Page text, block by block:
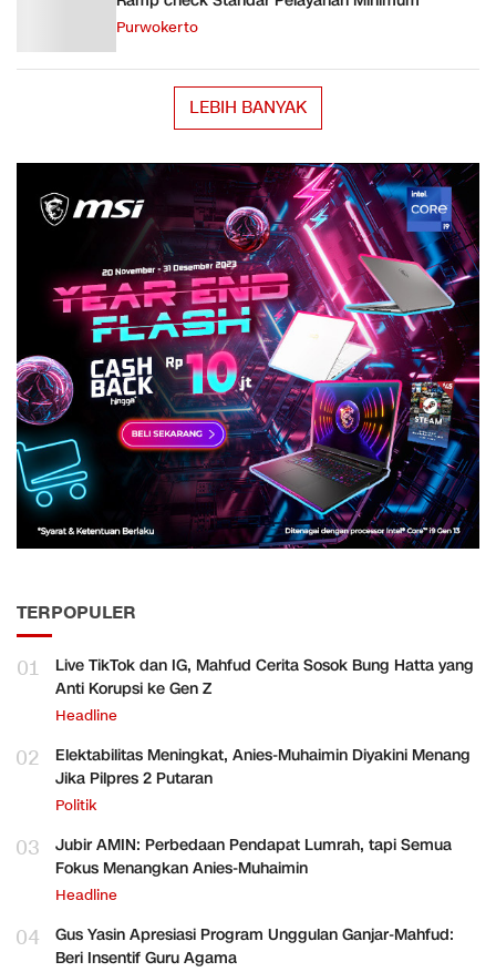
Purwokerto
LEBIH BANYAK
TERPOPULER
01
Live TikTok dan IG, Mahfud Cerita Sosok Bung Hatta yang
Anti Korupsi ke Gen Z
Headline
02
Elektabilitas Meningkat, Anies-Muhaimin Diyakini Menang
Jika Pilpres 2 Putaran
Politik
03
Jubir AMIN: Perbedaan Pendapat Lumrah, tapi Semua
Fokus Menangkan Anies-Muhaimin
Headline
04
Gus Yasin Apresiasi Program Unggulan Ganjar-Mahfud:
Beri Insentif Guru Agama